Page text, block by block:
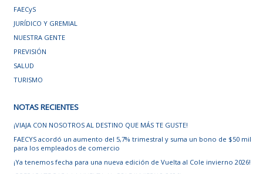
FAECyS
JURÍDICO Y GREMIAL
NUESTRA GENTE
PREVISIÓN
SALUD
TURISMO
NOTAS RECIENTES
¡VIAJA CON NOSOTROS AL DESTINO QUE MÁS TE GUSTE!
FAECYS acordó un aumento del 5,7% trimestral y suma un bono de $50 mil
para los empleados de comercio
¡Ya tenemos fecha para una nueva edición de Vuelta al Cole invierno 2026!